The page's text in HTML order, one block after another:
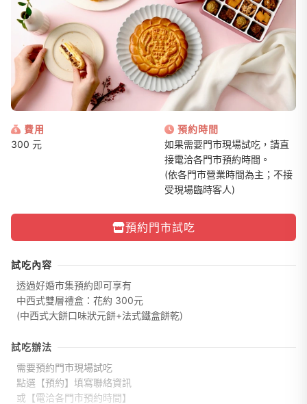
費用
300 元
預約時間
如果需要門市現場試吃，請直
接電洽各門市預約時間。
(依各門市營業時間為主；不接
受現場臨時客人)
預約門市試吃
試吃內容
透過好婚市集預約即可享有
中西式雙層禮盒：花約 300元
(中西式大餅口味狀元餅+法式鐵盒餅乾)
試吃辦法
需要預約門市現場試吃
點選【預約】填寫聯絡資訊
或【電洽各門市預約時間】